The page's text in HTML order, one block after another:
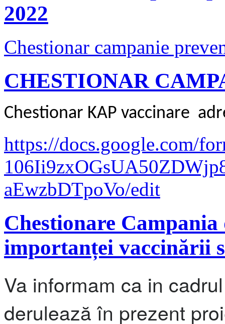
2022
Chestionar campanie
CHESTIONAR
Chestionar KAP vaccinare
https://docs.google.com/
aEwzbDTpoVo/edit
Chestionare
importanței vaccinării
Va informam ca in
derulează în prezent